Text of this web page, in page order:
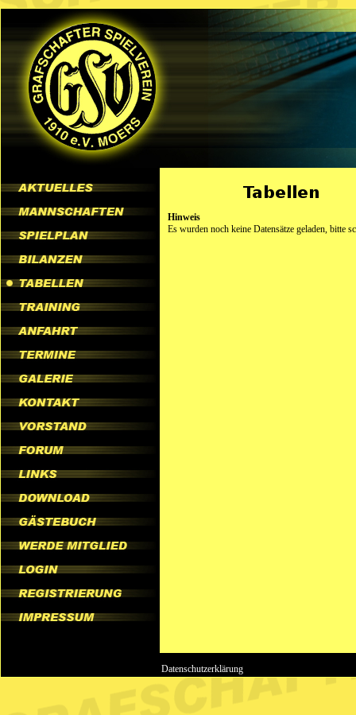
Hinweis
Es wurden noch keine Datensätze geladen, bitte
Datenschutzerklärung